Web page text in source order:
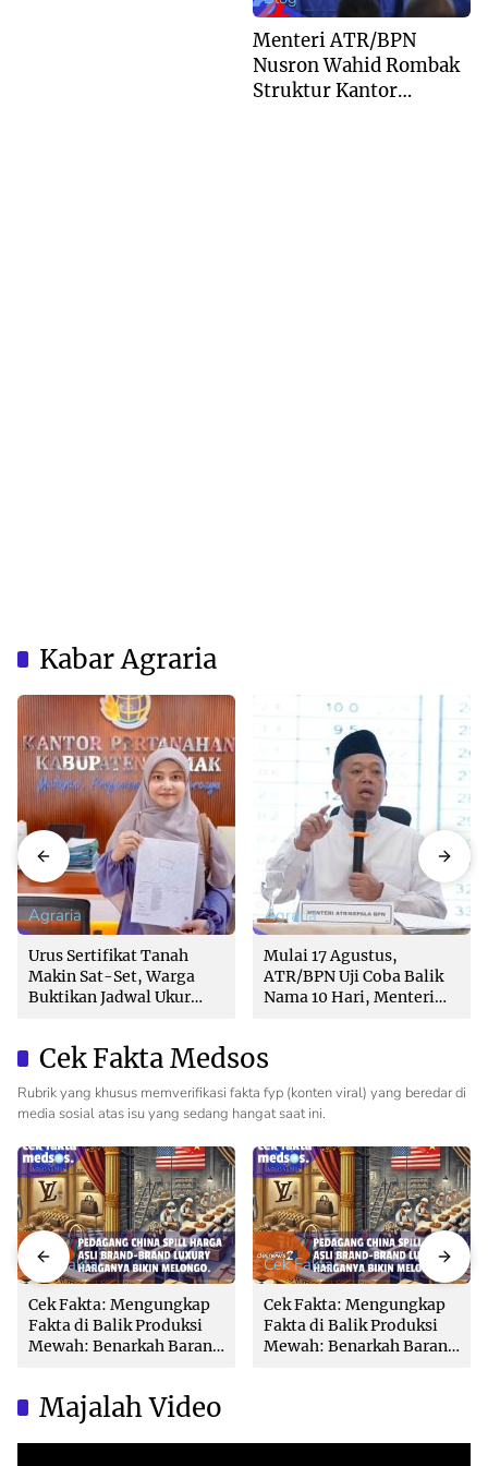
Menteri ATR/BPN
Nusron Wahid Rombak
Struktur Kantor
Kabar Agraria
Agraria
Urus Sertifikat Tanah
Makin Sat-Set, Warga
Buktikan Jadwal Ukur
Agraria
Mulai 17 Agustus,
ATR/BPN Uji Coba Balik
Nama 10 Hari, Menteri
Cek Fakta Medsos
Rubrik yang khusus memverifikasi fakta fyp (konten viral) yang beredar di
media sosial atas isu yang sedang hangat saat ini.
Cek Fakta
Cek Fakta: Mengungkap
Fakta di Balik Produksi
Mewah: Benarkah Barang
Cek Fakta
Cek Fakta: Mengungkap
Fakta di Balik Produksi
Mewah: Benarkah Barang
Majalah Video